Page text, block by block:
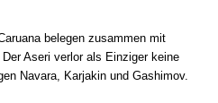
belegen zusammen mit
Aseri verlor als Einziger keine
Navara, Karjakin und Gashimov.